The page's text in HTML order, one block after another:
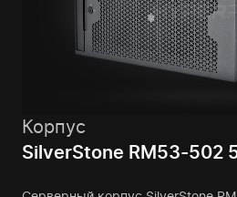
Корпус
SilverStone RM53-502